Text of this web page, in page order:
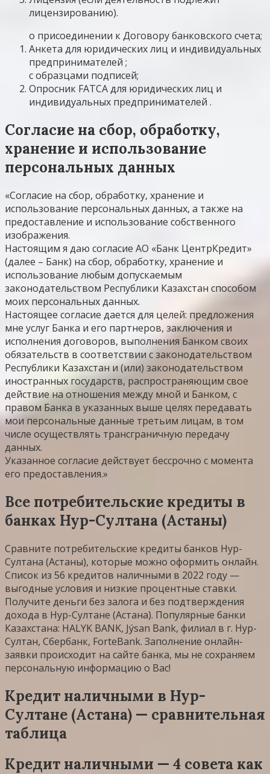
лицензированию).
о присоединении к Договору банковского счета;
Анкета для юридических лиц и индивидуальных
предпринимателей ;
с образцами подписей;
Опросник FATCA для юридических лиц и
индивидуальных предпринимателей .
Согласие на сбор, обработку,
хранение и использование
персональных данных
«Согласие на сбор, обработку, хранение и
использование персональных данных, а также на
предоставление и использование собственного
изображения.
Настоящим я даю согласие АО «Банк ЦентрКредит»
(далее – Банк) на сбор, обработку, хранение и
использование любым допускаемым
законодательством Республики Казахстан способом
моих персональных данных.
Настоящее согласие дается для целей: предложения
мне услуг Банка и его партнеров, заключения и
исполнения договоров, выполнения Банком своих
обязательств в соответствии с законодательством
Республики Казахстан и (или) законодательством
иностранных государств, распространяющим свое
действие на отношения между мной и Банком, с
правом Банка в указанных выше целях передавать
мои персональные данные третьим лицам, в том
числе осуществлять трансграничную передачу
данных.
Указанное согласие действует бессрочно с момента
его предоставления.»
Все потребительские кредиты в
банках Нур-Султана (Астаны)
Сравните потребительские кредиты банков Нур-
Султана (Астаны), которые можно оформить онлайн.
Список из 56 кредитов наличными в 2022 году —
выгодные условия и низкие процентные ставки.
Получите деньги без залога и без подтверждения
дохода в Нур-Султане (Астана). Популярные банки
Казахстана: HALYK BANK, Jýsan Bank, филиал в г. Нур-
Султан, Сбербанк, ForteBank. Заполнение онлайн-
заявки происходит на сайте банка, мы не сохраняем
персональную информацию о Вас!
Кредит наличными в Нур-
Султане (Астана) — сравнительная
таблица
Кредит наличными — 4 совета как